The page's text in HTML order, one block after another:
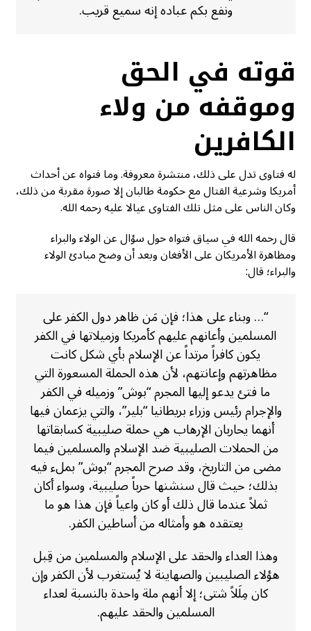
ونفع بكم عباده إنه سميع قريب.
قوته في الحق
وموقفه من ولاء
الكافرين
له فتاوى تدل على ذلك، منتشرة معروفة. وما فتواه عن أحداث
أمريكا وشرعية القتال مع حكومة طالبان إلا صورة مقربة من ذلك،
وكان الناس على مثل تلك الفتاوى عيالا عليه رحمه الله.
قال رحمه الله في سياق فتواه حول سؤال عن الولاء والبراء
ومظاهرة الأمريكان على الأفغان وبعد أن وضح مبادئ الولاء
والبراء؛ قال:
“… وبناء على هذا؛ فإن مَن ظاهر دول الكفر على
المسلمين وأعانهم عليهم كأمريكا وزميلاتها في الكفر
يكون كافراً مرتداً عن الإسلام بأي شكل كانت
مظاهرتهم وإعانتهم، لأن هذه الحملة المسعورة التي
ما فتئ يدعو إليها المجرم “بوش” وزميله في الكفر
والإجرام رئيس وزراء بريطانيا “بلير”، والتي يزعمان فيها
أنهما يحاربان الإرهاب هي حملة صليبية كسابقاتها
من الحملات الصليبية ضد الإسلام والمسلمين فيما
مضى من التاريخ، وقد صرح المجرم “بوش” بملء فيه
بذلك؛ حيث قال سنشنها حرباً صليبية، وسواء أكان
ثملاً عندما قال ذلك أو كان واعياً فإن هذا هو ما
يعتقده هو وأمثاله من أساطين الكفر.
وهذا العداء والحقد على الإسلام والمسلمين من قِبل
هؤلاء الصليبين والصهاينة لا يُستغرب لأن الكفر وإن
كان مِلَلاً شتى؛ إلا أنهم ملة واحدة بالنسبة لعداء
المسلمين والحقد عليهم.